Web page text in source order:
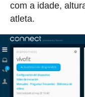
com a idade,
atleta.